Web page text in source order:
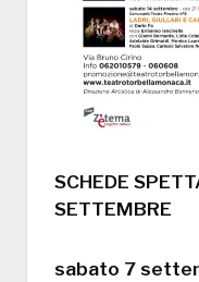
SCHEDE
SETTEMBRE
sabato 7